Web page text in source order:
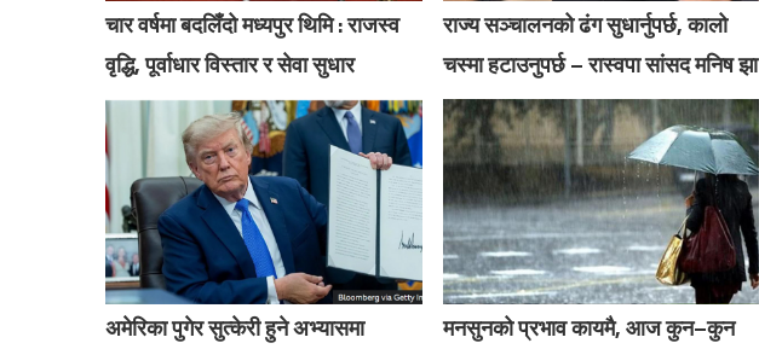
चार वर्षमा बदलिँदो मध्यपुर थिमि : राजस्व
वृद्धि, पूर्वाधार विस्तार र सेवा सुधार
राज्य सञ्चालनको ढंग सुधार्नुपर्छ, कालो
चस्मा हटाउनुपर्छ – रास्वपा सांसद मनिष झा
अमेरिका पुगेर सुत्केरी हुने अभ्यासमा
मनसुनको प्रभाव कायमै, आज कुन–कुन